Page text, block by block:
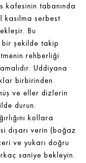
kafesinin tabanında
serbest
Bu
bir şekilde takip
rehberliği
Uddiyana
birbirinden
ve eller dizlerin
durun.
kollara
dışarı verin (boğaz
ve yukarı doğru
saniye bekleyin.